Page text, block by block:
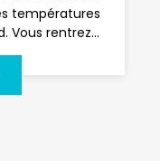
températures
Vous rentrez...